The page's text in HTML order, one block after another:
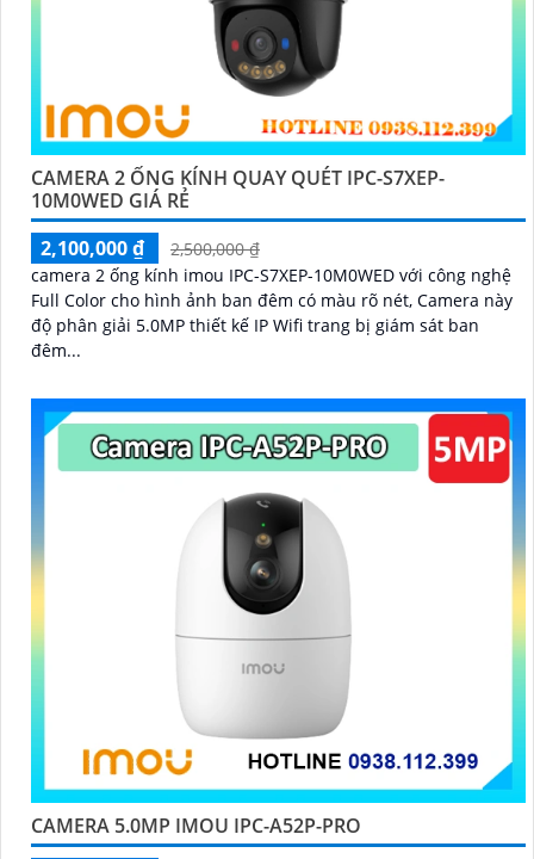
CAMERA 2 ỐNG KÍNH QUAY QUÉT IPC-S7XEP-
10M0WED GIÁ RẺ
2,100,000 ₫
2,500,000 ₫
camera 2 ống kính imou IPC-S7XEP-10M0WED với công nghệ
Full Color cho hình ảnh ban đêm có màu rõ nét, Camera này
độ phân giải 5.0MP thiết kế IP Wifi trang bị giám sát ban
đêm...
CAMERA 5.0MP IMOU IPC-A52P-PRO